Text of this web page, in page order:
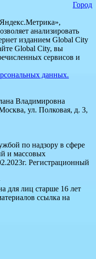
Город
анализировать
изданием Global City
Global City, вы
сервисов и
данных.
Владимировна
ул. Полковая, д. 3,
по надзору в сфере
и массовых
Регистрационный
для лиц старше 16 лет
ссылка на